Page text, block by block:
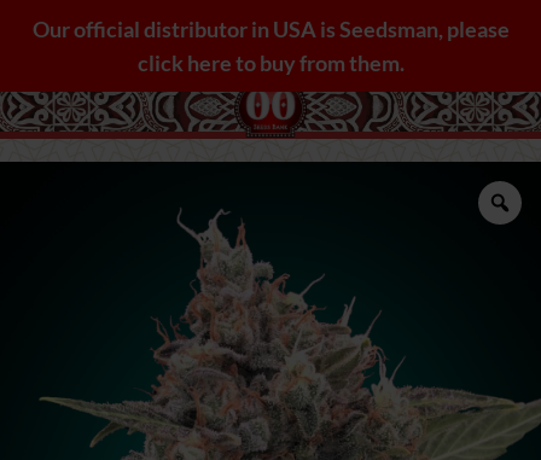
Our official distributor in USA is Seedsman, please
click here to buy from them.